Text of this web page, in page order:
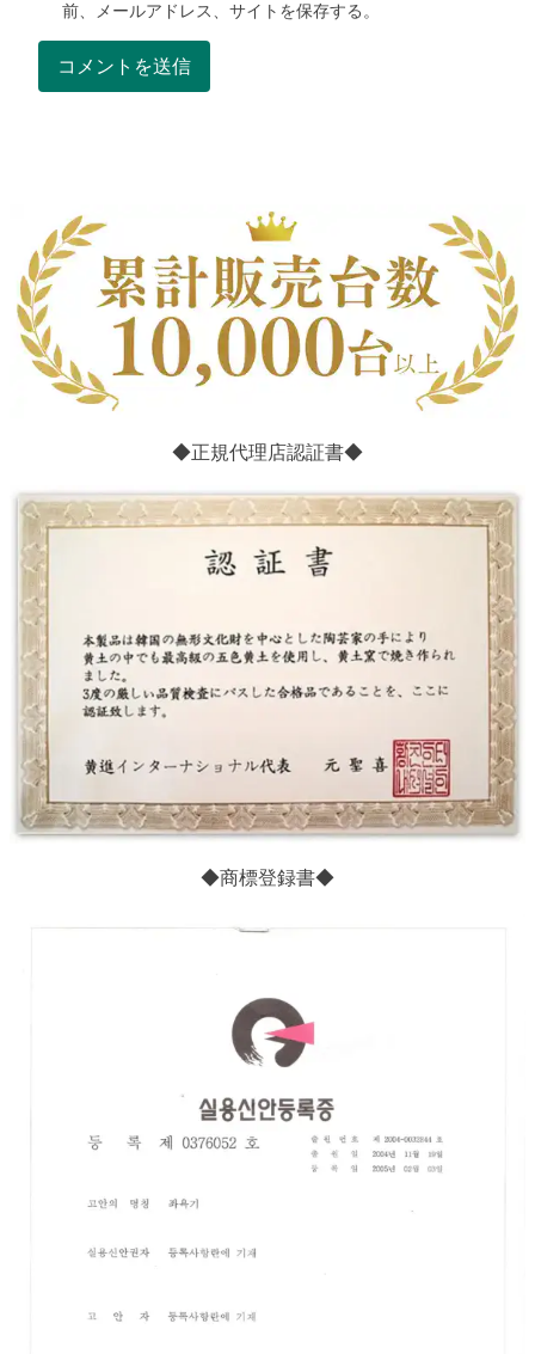
前、メールアドレス、サイトを保存する。
◆正規代理店認証書◆
◆商標登録書◆